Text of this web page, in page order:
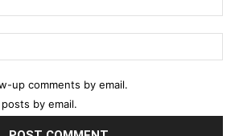
up comments by email.
by email.